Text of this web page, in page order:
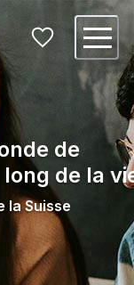
de
de la
la Suisse